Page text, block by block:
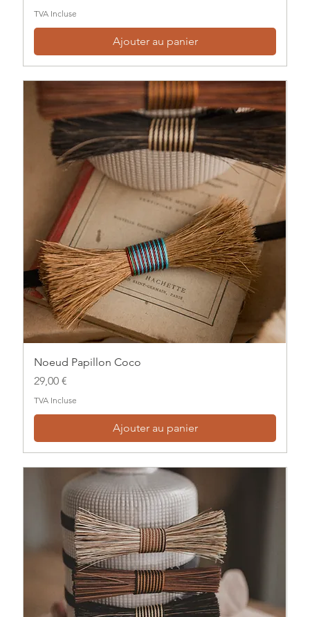
TVA Incluse
Ajouter au panier
Noeud Papillon Coco
Prix
29,00 €
TVA Incluse
Ajouter au panier